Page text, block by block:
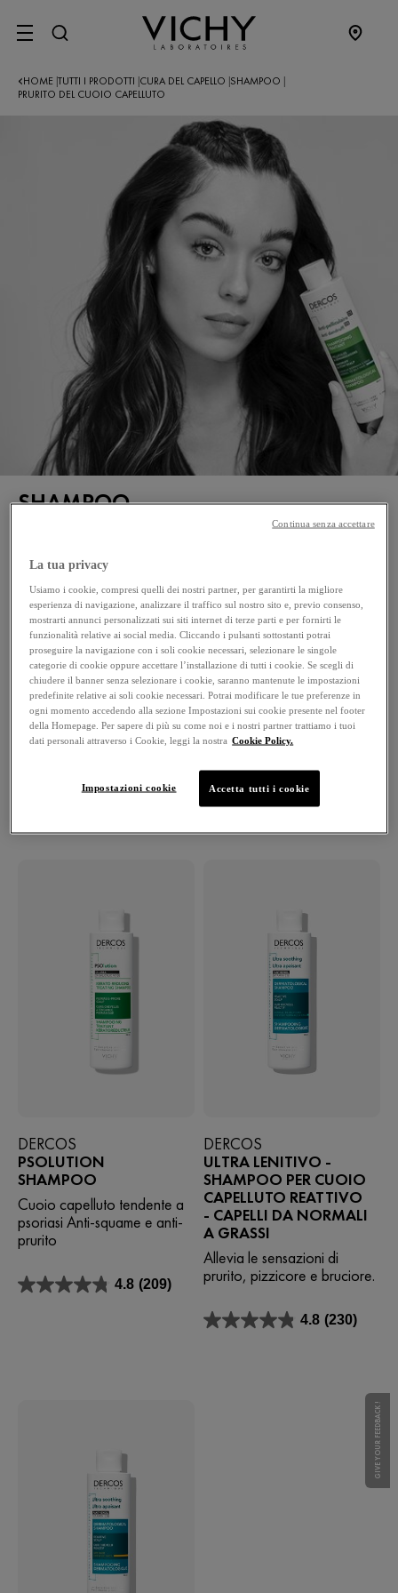
SITE MENU
HOME TUTTI I PRODOTTI CURA DEL CAPELLO SHAMPOO
PRURITO DEL CUOIO CAPELLUTO
SHAMPOO
PRURITO DEL CUOIO
CAPELLUTO
La secchezza del cuoio capelluto può causare prurito e
desquamazione, provocando forfora e sensazione di
disagio. Dercos shampoo per cuoio capelluto secco e
arrossato è ideale per lenire e purificare, grazie alla sua
formula arricchita con olio ricco di omega, proteine e
disolfuro di selenio. I capelli risultano da subito più morbidi e
idratati, dall'aspetto più sano, con una ridotta sensazione di
disagio.
3 PRODOTTI
DERCOS
PSOLUTION
SHAMPOO
Cuoio capelluto tendente a
psoriasi Anti-squame e anti-
prurito
4.8 (209)
4.8
DERCOS
ULTRA LENITIVO -
SHAMPOO PER CUOIO
CAPELLUTO REATTIVO
- CAPELLI DA NORMALI
A GRASSI
Allevia le sensazioni di
prurito, pizzicore e bruciore.
4.8 (230)
4.8
GIVE YOUR FEEDBACK !
La tua privacy
Usiamo i cookie, compresi quelli dei nostri partner, per garantirti la migliore
esperienza di navigazione, analizzare il traffico sul nostro sito e, previo consenso,
mostrarti annunci personalizzati sui siti internet di terze parti e per fornirti le
funzionalità relative ai social media. Cliccando i pulsanti sottostanti potrai
proseguire la navigazione con i soli cookie necessari, selezionare le singole
categorie di cookie oppure accettare l’installazione di tutti i cookie. Se scegli di
chiudere il banner senza selezionare i cookie, saranno mantenute le impostazioni
predefinite relative ai soli cookie necessari. Potrai modificare le tue preferenze in
ogni momento accedendo alla sezione Impostazioni sui cookie presente nel footer
della Homepage. Per sapere di più su come noi e i nostri partner trattiamo i tuoi
dati personali attraverso i Cookie, leggi la nostra Cookie Policy.
Impostazioni cookie Accetta tutti i cookie
Continua senza accettare